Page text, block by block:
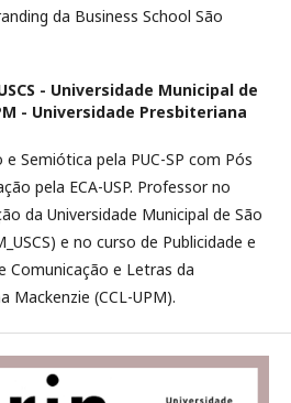
da Business School São
- Universidade Municipal de
- Universidade Presbiteriana
Semiótica pela PUC-SP com Pós
pela ECA-USP. Professor no
da Universidade Municipal de São
e no curso de Publicidade e
Comunicação e Letras da
Mackenzie (CCL-UPM).